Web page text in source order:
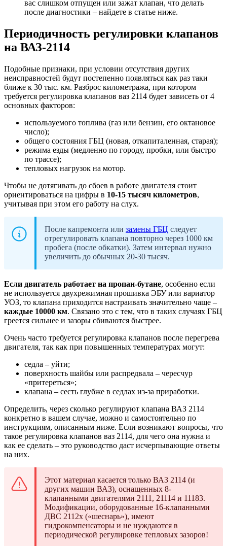
вас слишком отпущен или зажат клапан, что делать
после диагностики – найдете в статье ниже.
Периодичность регулировки клапанов
на ВАЗ-2114
Подобные признаки, при условии отсутствия других
неисправностей будут постепенно появляться как раз таки
ближе к 30 тыс. км. Разброс километража, при котором
требуется регулировка клапанов ваз 2114 будет зависеть от 4
основных факторов:
используемого топлива (газ или бензин, его октановое
число);
общего состояния ГБЦ (новая, откапиталенная, старая);
режима езды (медленно по городу, пробки, или быстро
по трассе);
тепловых нагрузок на мотор.
Чтобы не дотягивать до сбоев в работе двигателя стоит
ориентироваться на цифры в 10-15 тысяч километров,
учитывая при этом его работу на слух.
После капремонта или замены ГБЦ следует
отрегулировать клапана повторно через 1000 км
пробега (после обкатки). Затем интервал нужно
увеличить до обычных 20-30 тысяч.
Если двигатель работает на пропан-бутане, особенно если
не используется двухрежимная прошивка ЭБУ или вариатор
УОЗ, то клапана приходится настраивать значительно чаще –
каждые 10000 км. Связано это с тем, что в таких случаях ГБЦ
греется сильнее и зазоры сбиваются быстрее.
Очень часто требуется регулировка клапанов после перегрева
двигателя, так как при повышенных температурах могут:
седла – уйти;
поверхность шайбы или распредвала – чересчур
«притереться»;
клапана – сесть глубже в седлах из-за приработки.
Определить, через сколько регулируют клапана ВАЗ 2114
конкретно в вашем случае, можно и самостоятельно по
инструкциям, описанным ниже. Если возникают вопросы, что
такое регулировка клапанов ваз 2114, для чего она нужна и
как ее сделать – это руководство даст исчерпывающие ответы
на них.
Этот материал касается только ВАЗ 2114 (и
других машин ВАЗ), оснащенных 8-
клапанными двигателями 2111, 21114 и 11183.
Модификации, оборудованные 16-клапанными
ДВС 2112х («шеснарь»), имеют
гидрокомпенсаторы и не нуждаются в
периодической регулировке тепловых зазоров!